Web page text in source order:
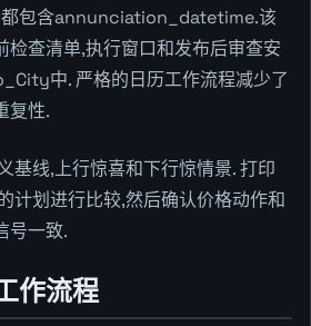
都包含annunciation_datetime.该
检查清单,执行窗口和发布后审查安
中. 严格的日历工作流程减少了
复性.
基线,上行惊喜和下行惊情景. 打印
计划进行比较,然后确认价格动作和
号一致.
作流程